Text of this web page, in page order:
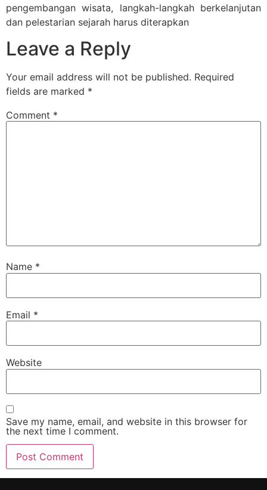
pengembangan wisata, langkah-langkah berkelanjutan
dan pelestarian sejarah harus diterapkan
Leave a Reply
Your email address will not be published. Required
fields are marked *
Comment *
Name *
Email *
Website
Save my name, email, and website in this browser for
the next time I comment.